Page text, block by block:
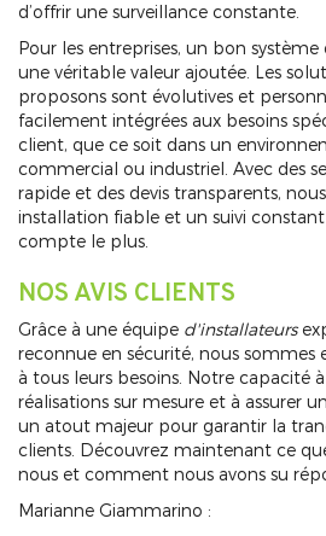
d’offrir une surveillance constante.
Pour les entreprises, un bon système
une véritable valeur ajoutée. Les
proposons sont évolutives et
facilement intégrées aux besoins
client, que ce soit dans un
commercial ou industriel. Avec des
rapide et des devis transparents,
installation fiable et un suivi
compte le plus.
NOS AVIS CLIENTS
Grâce à une équipe d'installateurs
reconnue en sécurité, nous sommes
à tous leurs besoins. Notre capacité
réalisations sur mesure et à assurer
un atout majeur pour garantir la
clients. Découvrez maintenant ce
nous et comment nous avons su
Marianne Giammarino :